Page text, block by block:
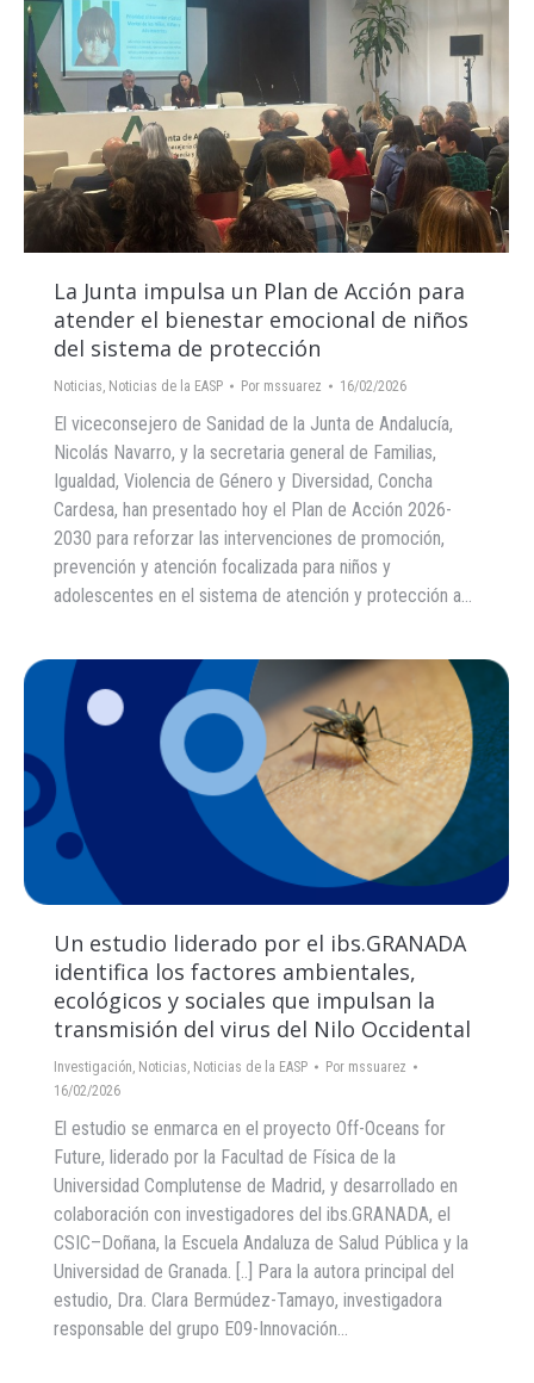
La Junta impulsa un Plan de Acción para
atender el bienestar emocional de niños
del sistema de protección
Noticias, Noticias de la EASP Por mssuarez 16/02/2026
El viceconsejero de Sanidad de la Junta de Andalucía,
Nicolás Navarro, y la secretaria general de Familias,
Igualdad, Violencia de Género y Diversidad, Concha
Cardesa, han presentado hoy el Plan de Acción 2026-
2030 para reforzar las intervenciones de promoción,
prevención y atención focalizada para niños y
adolescentes en el sistema de atención y protección a…
Un estudio liderado por el ibs.GRANADA
identifica los factores ambientales,
ecológicos y sociales que impulsan la
transmisión del virus del Nilo Occidental
Investigación Noticias Noticias de la EASP Por mssuarez
16/02/2026
El estudio se enmarca en el proyecto Off-Oceans for
Future, liderado por la Facultad de Física de la
Universidad Complutense de Madrid, y desarrollado en
colaboración con investigadores del ibs.GRANADA, el
CSIC–Doñana, la Escuela Andaluza de Salud Pública y la
Universidad de Granada. [..] Para la autora principal del
estudio, Dra. Clara Bermúdez-Tamayo, investigadora
responsable del grupo E09-Innovación…